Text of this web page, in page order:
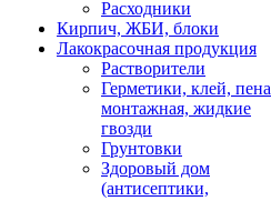
Расходники
Кирпич, ЖБИ, блоки
Лакокрасочная продукция
Растворители
Герметики, клей, пена
монтажная, жидкие
гвозди
Грунтовки
Здоровый дом
(антисептики,